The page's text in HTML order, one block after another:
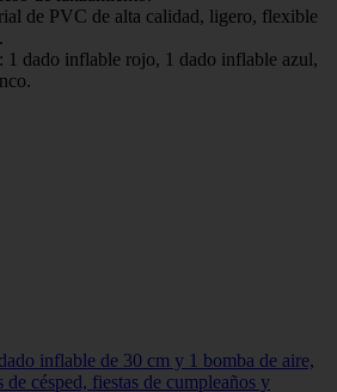
de PVC de alta calidad, ligero, flexible
1 dado inflable rojo, 1 dado inflable azul,
inflable de 30 cm y 1 bomba de aire,
de césped, fiestas de cumpleaños y